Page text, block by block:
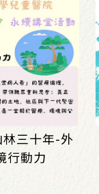
三十年-外
行動力